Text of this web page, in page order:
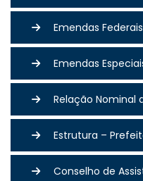
Emendas Federais
Emendas
Relação Nominal
Estrutura –
Conselho de